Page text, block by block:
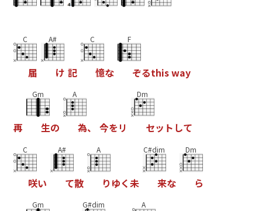
C
届
A#
け 記
C
憶な
F
ぞるthisway
再
Gm
生の
A
為、 今をリ
Dm
セッ ト して
C
咲い
A#
て散
A
り ゆく未
C#dim
来な
Dm
ら
Gm G#dim A